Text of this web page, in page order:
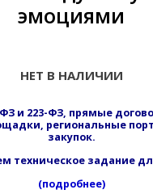
эмоциями
НЕТ В НАЛИЧИИ
и 223-ФЗ, прямые
региональные
закупок.
техническое задание
(подробнее)